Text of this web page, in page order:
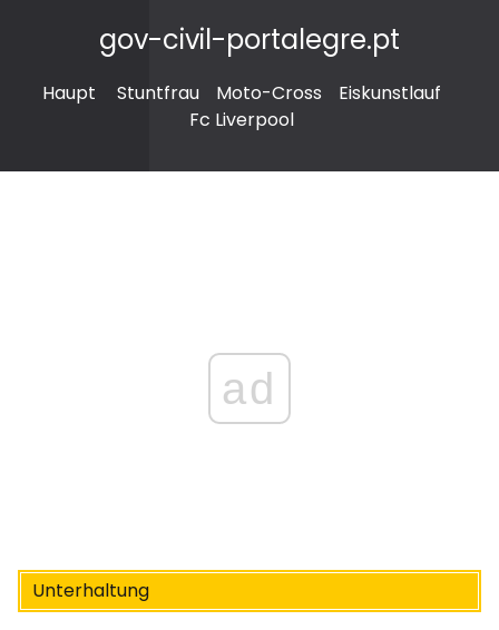
gov-civil-portalegre.pt
Haupt Stuntfrau Moto-Cross
Eiskunstlauf
Fc Liverpool
ad
Unterhaltung